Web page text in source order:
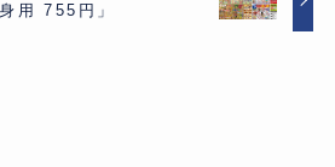
用 755円」